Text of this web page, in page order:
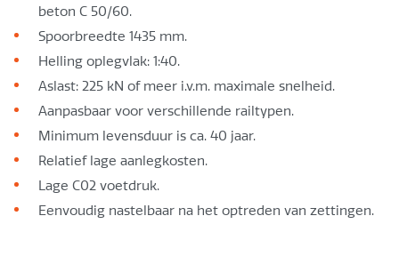
beton C 50/60.
Spoorbreedte 1435 mm.
Helling oplegvlak: 1:40.
Aslast: 225 kN of meer i.v.m. maximale snelheid.
Aanpasbaar voor verschillende railtypen.
Minimum levensduur is ca. 40 jaar.
Relatief lage aanlegkosten.
Lage C02 voetdruk.
Eenvoudig nastelbaar na het optreden van zettingen.